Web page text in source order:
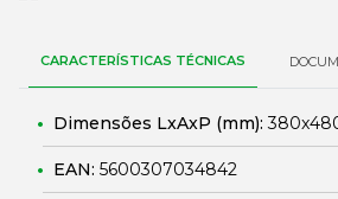
CARACTERÍSTICAS TÉCNICAS
Dimensões LxAxP (mm):
EAN: 5600307034842